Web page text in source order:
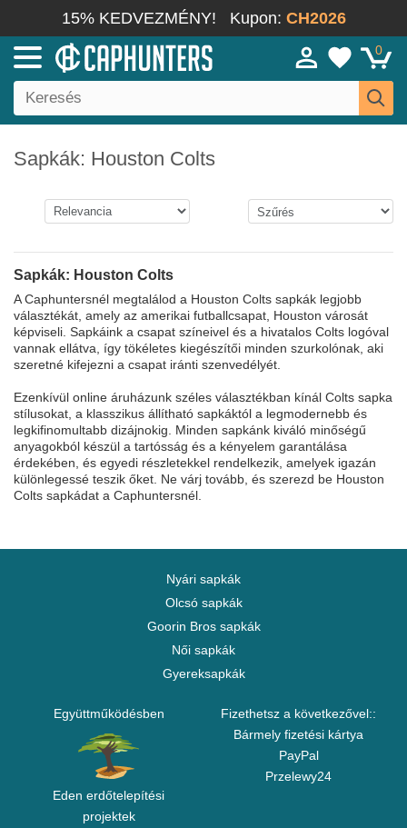
15% KEDVEZMÉNY! Kupon: CH2026
0
Sapkák: Houston Colts
Sapkák: Houston Colts
A Caphuntersnél megtalálod a Houston Colts sapkák legjobb
választékát, amely az amerikai futballcsapat, Houston városát
képviseli. Sapkáink a csapat színeivel és a hivatalos Colts logóval
vannak ellátva, így tökéletes kiegészítői minden szurkolónak, aki
szeretné kifejezni a csapat iránti szenvedélyét.
Ezenkívül online áruházunk széles választékban kínál Colts sapka
stílusokat, a klasszikus állítható sapkáktól a legmodernebb és
legkifinomultabb dizájnokig. Minden sapkánk kiváló minőségű
anyagokból készül a tartósság és a kényelem garantálása
érdekében, és egyedi részletekkel rendelkezik, amelyek igazán
különlegessé teszik őket. Ne várj tovább, és szerezd be Houston
Colts sapkádat a Caphuntersnél.
Nyári sapkák
Olcsó sapkák
Goorin Bros sapkák
Női sapkák
Gyereksapkák
Együttműködésben
Eden erdőtelepítési
projektek
Fizethetsz a következővel::
Bármely fizetési kártya
PayPal
Przelewy24